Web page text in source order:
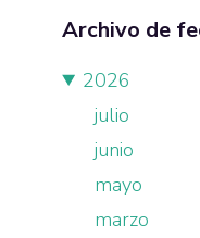
Archivo de
2026
julio
junio
mayo
marzo